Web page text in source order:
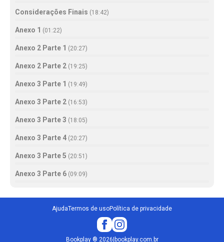
Considerações Finais (18:42)
Anexo 1 (01:22)
Anexo 2 Parte 1 (20:27)
Anexo 2 Parte 2 (19:25)
Anexo 3 Parte 1 (19:49)
Anexo 3 Parte 2 (16:53)
Anexo 3 Parte 3 (18:05)
Anexo 3 Parte 4 (20:27)
Anexo 3 Parte 5 (20:51 )
Anexo 3 Parte 6 (09:09)
AjudaTermos de usoPolítica de privacidade
Bookplay® 2026 bookplay.com.br